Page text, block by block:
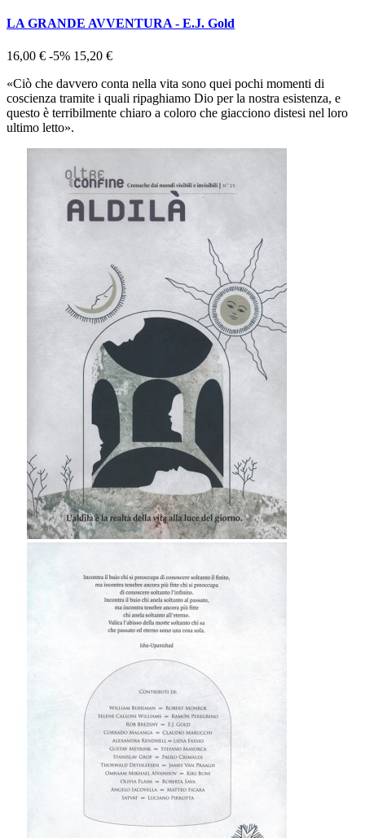
LA GRANDE AVVENTURA - E.J. Gold
16,00 € -5% 15,20 €
«Ciò che davvero conta nella vita sono quei pochi momenti di
coscienza tramite i quali ripaghiamo Dio per la nostra esistenza, e
questo è terribilmente chiaro a coloro che giacciono distesi nel loro
ultimo letto».